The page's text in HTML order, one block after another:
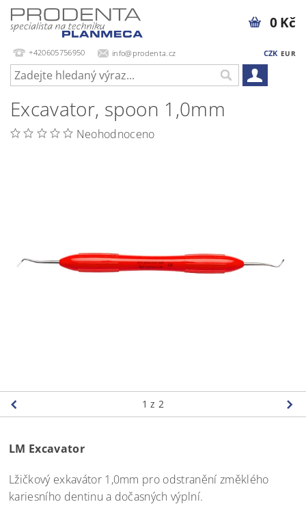
+420605756950 info@prodenta.cz CZK EUR
0 Kč
Excavator, spoon 1,0mm
Neohodnoceno
1 z 2
LM Excavator
Lžičkový exkavátor 1,0mm pro odstranění změklého
kariesního dentinu a dočasných výplní.